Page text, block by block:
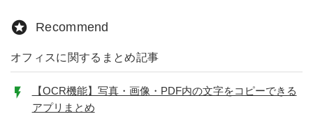
Recommend
オフィスに関するまとめ記事
【OCR機能】写真・画像・PDF内の文字をコピーできる
アプリまとめ